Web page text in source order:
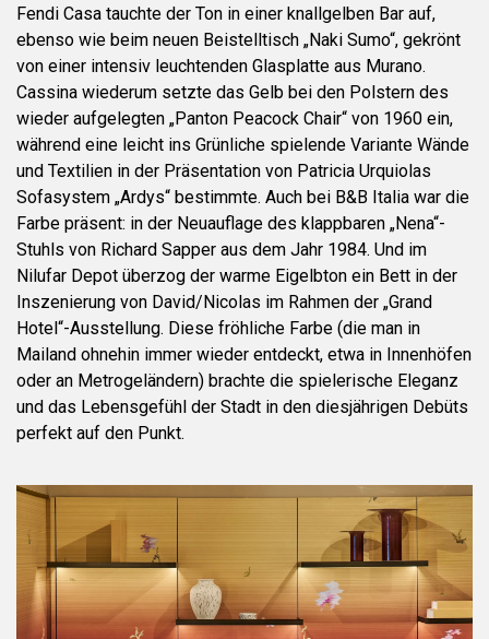
Fendi Casa tauchte der Ton in einer knallgelben Bar auf,
ebenso wie beim neuen Beistelltisch „Naki Sumo“, gekrönt
von einer intensiv leuchtenden Glasplatte aus Murano.
Cassina wiederum setzte das Gelb bei den Polstern des
wieder aufgelegten „Panton Peacock Chair“ von 1960 ein,
während eine leicht ins Grünliche spielende Variante Wände
und Textilien in der Präsentation von Patricia Urquiolas
Sofasystem „Ardys“ bestimmte. Auch bei B&B Italia war die
Farbe präsent: in der Neuauflage des klappbaren „Nena“-
Stuhls von Richard Sapper aus dem Jahr 1984. Und im
Nilufar Depot überzog der warme Eigelbton ein Bett in der
Inszenierung von David/Nicolas im Rahmen der „Grand
Hotel“-Ausstellung. Diese fröhliche Farbe (die man in
Mailand ohnehin immer wieder entdeckt, etwa in Innenhöfen
oder an Metrogeländern) brachte die spielerische Eleganz
und das Lebensgefühl der Stadt in den diesjährigen Debüts
perfekt auf den Punkt.